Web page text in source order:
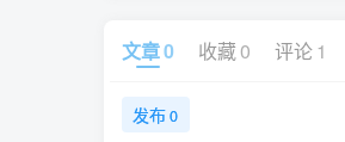
文章0 收藏0 评论1
发布0